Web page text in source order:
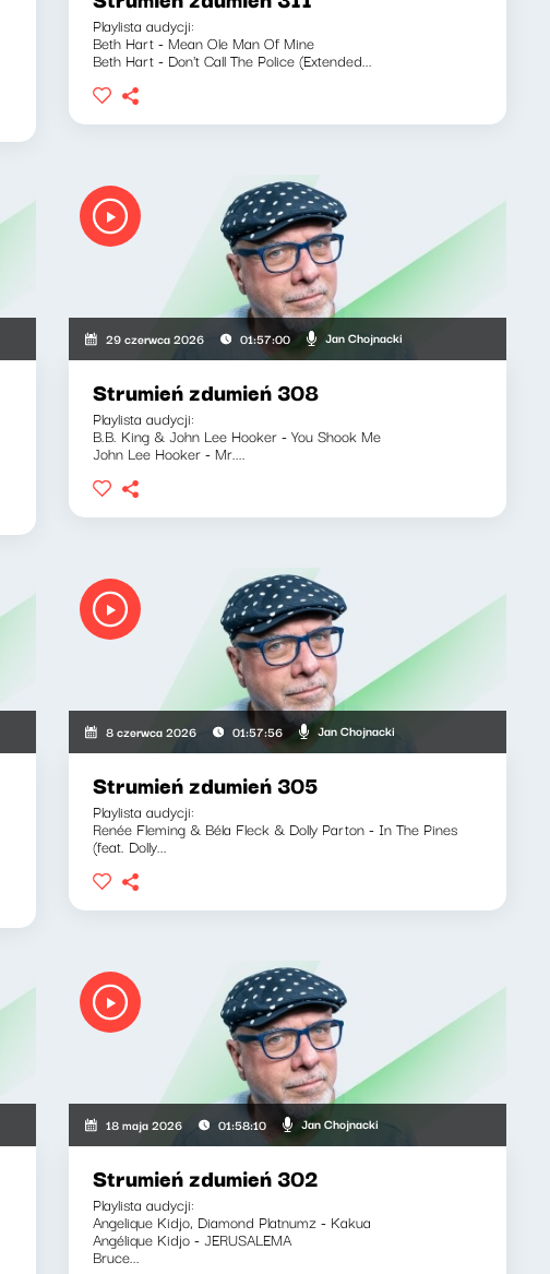
Playlista audycji:
Beth Hart - Mean Ole Man Of Mine
Beth Hart - Don't Call The Police (Extended...
29 czerwca 2026 01:57:00 Jan Chojnacki
Strumień zdumień 308
Playlista audycji:
B.B. King & John Lee Hooker - You Shook Me
John Lee Hooker - Mr....
8 czerwca 2026 01:57:56 Jan Chojnacki
Strumień zdumień 305
Playlista audycji:
Renée Fleming & Béla Fleck & Dolly Parton - In The Pines
(feat. Dolly...
18 maja 2026 01:58:10 Jan Chojnacki
Strumień zdumień 302
Playlista audycji:
Angelique Kidjo, Diamond Platnumz - Kakua
Angélique Kidjo - JERUSALEMA
Bruce...